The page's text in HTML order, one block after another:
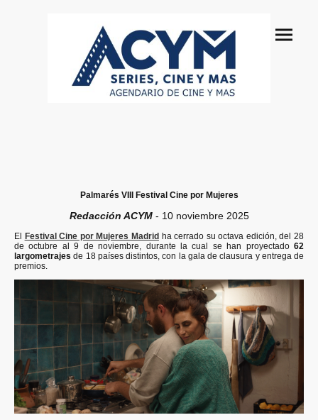
Palmarés VIII Festival Cine por Mujeres
Redacción ACYM - 10 noviembre 2025
El Festival Cine por Mujeres Madrid ha cerrado su octava edición, del 28
de octubre al 9 de noviembre, durante la cual se han proyectado62
largometrajes de 18 países distintos, con la gala de clausura y entrega de
premios.